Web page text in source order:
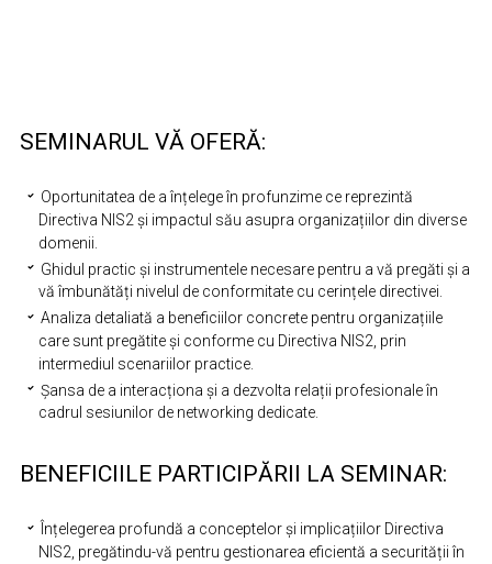
SEMINARUL VĂ OFERĂ:
Oportunitatea de a înțelege în profunzime ce reprezintă
Directiva NIS2 și impactul său asupra organizațiilor din diverse
domenii.
Ghidul practic și instrumentele necesare pentru a vă pregăti și a
vă îmbunătăți nivelul de conformitate cu cerințele directivei.
Analiza detaliată a beneficiilor concrete pentru organizațiile
care sunt pregătite și conforme cu Directiva NIS2, prin
intermediul scenariilor practice.
Șansa de a interacționa și a dezvolta relații profesionale în
cadrul sesiunilor de networking dedicate.
BENEFICIILE PARTICIPĂRII LA SEMINAR:
Înțelegerea profundă a conceptelor și implicațiilor Directiva
NIS2, pregătindu-vă pentru gestionarea eficientă a securității în